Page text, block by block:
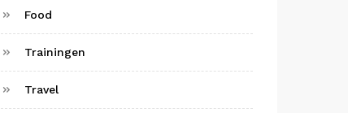
Food
Trainingen
Travel